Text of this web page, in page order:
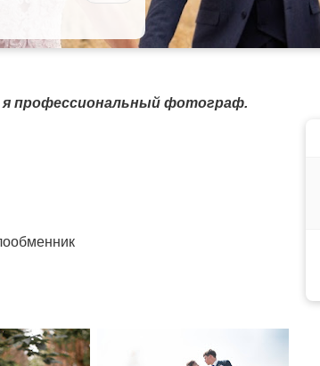
профессиональный фотограф.